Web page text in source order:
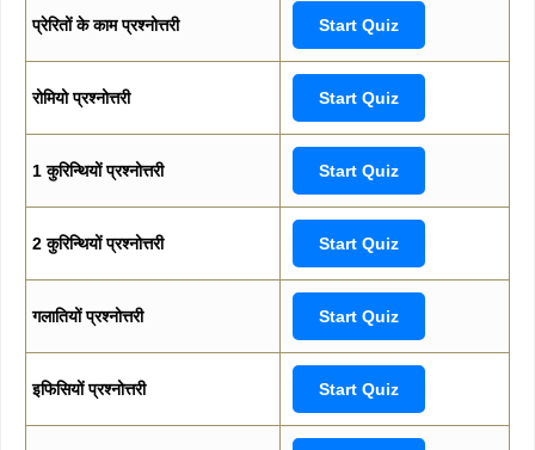
प्रेरितों के काम प्रश्नोत्तरी Start Quiz
रोमियो प्रश्नोत्तरी Start Quiz
1 कुरिन्थियों प्रश्नोत्तरी Start Quiz
2 कुरिन्थियों प्रश्नोत्तरी Start Quiz
गलातियों प्रश्नोत्तरी Start Quiz
इफिसियों प्रश्नोत्तरी Start Quiz